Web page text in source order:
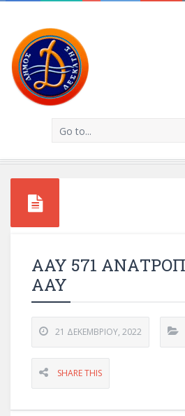
Go to...
ΑΑΥ 571
ΑΑΥ
21 ΔΕΚΕΜΒΡΊΟΥ, 2022
SHARE THIS